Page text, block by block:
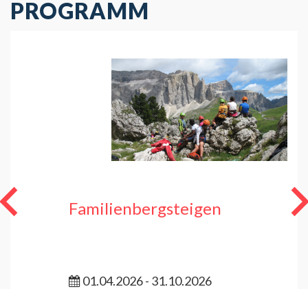
PROGRAMM
Familienbergsteigen
01.04.2026 - 31.10.2026